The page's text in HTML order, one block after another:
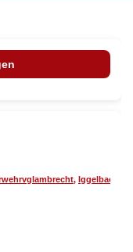
, Iggelbach